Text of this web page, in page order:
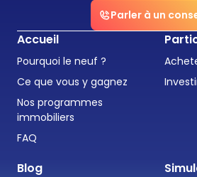
Parler à un
Accueil
Pourquoi le neuf ?
Ce que vous y gagnez
Nos programmes
immobiliers
FAQ
Blog